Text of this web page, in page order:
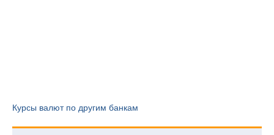
Курсы валют по другим банкам